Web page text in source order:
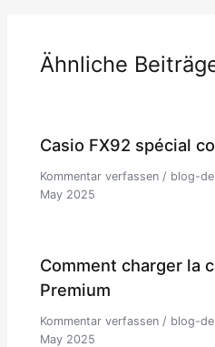
Ähnliche
Casio FX92 spécial
Kommentar verfassen / blog-de
May 2025
Comment charger la
Premium
Kommentar verfassen / blog-de
May 2025